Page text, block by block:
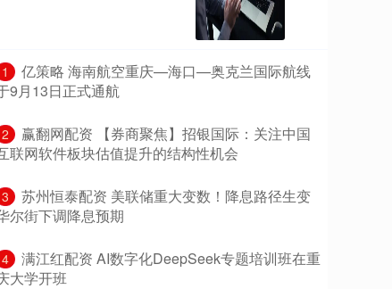
1
​亿策略 海南航空重庆—海口—奥克兰国际航线
9月13日正式通航
2
​赢翻网配资 【券商聚焦】招银国际：关注中国
联网软件板块估值提升的结构性机会
3
​苏州恒泰配资 美联储重大变数！降息路径生变
尔街下调降息预期
4
​满江红配资 AI数字化DeepSeek专题培训班在重
大学开班